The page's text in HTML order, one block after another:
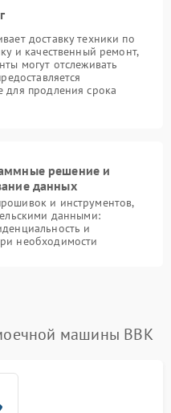
доставку техники по
и качественный ремонт,
могут отслеживать
для продления срока
решение и
данных
и инструментов,
данными:
и
необходимости
машины BBK